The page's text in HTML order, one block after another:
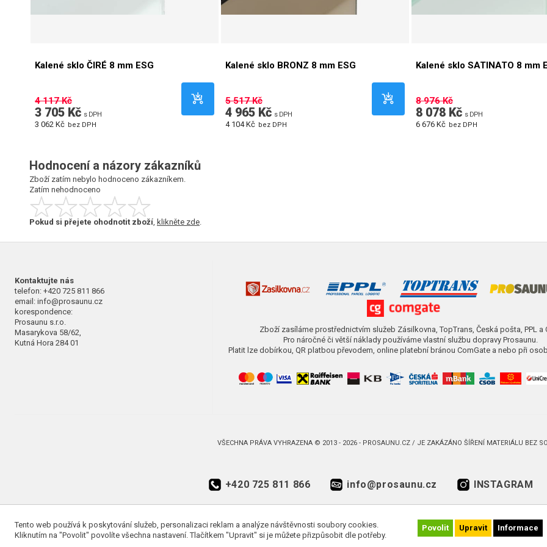
Kalené sklo ČIRÉ 8 mm ESG
4 117 Kč
3 705 Kč s DPH
3 062 Kč bez DPH
Kalené sklo BRONZ 8 mm ESG
5 517 Kč
4 965 Kč s DPH
4 104 Kč bez DPH
Kalené sklo SATINATO 8 mm
8 976 Kč
8 078 Kč s DPH
6 676 Kč bez DPH
Hodnocení a názory zákazníků
Zboží zatím nebylo hodnoceno zákazníkem.
Zatím nehodnoceno
Pokud si přejete ohodnotit zboží, klikněte zde.
Kontaktujte nás
telefon: +420 725 811 866
email: info@prosaunu.cz
korespondence:
Prosaunu s.r.o.
Masarykova 58/62,
Kutná Hora 284 01
Zboží zasíláme prostřednictvím služeb Zásilkovna, TopTrans, Česká pošta, PPL a
Pro náročné či větší náklady používáme vlastní službu dopravy Prosaunu.
Platit lze dobírkou, QR platbou převodem, online platební bránou ComGate a nebo při
VŠECHNA PRÁVA VYHRAZENA © 2013 - 2026 - PROSAUNU.CZ / JE ZAKÁZÁNO ŠÍŘENÍ MATERIÁLU BEZ
+420 725 811 866 info@prosaunu.cz INSTAGRAM
Tento web používá k poskytování služeb, personalizaci reklam a analýze návštěvnosti soubory cookies.
Kliknutím na "Povolit" povolíte všechna nastavení. Tlačítkem "Upravit" si je můžete přizpůsobit dle potřeby.
Povolit Upravit Informace